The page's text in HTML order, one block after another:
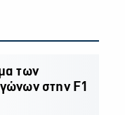
των
στην F1